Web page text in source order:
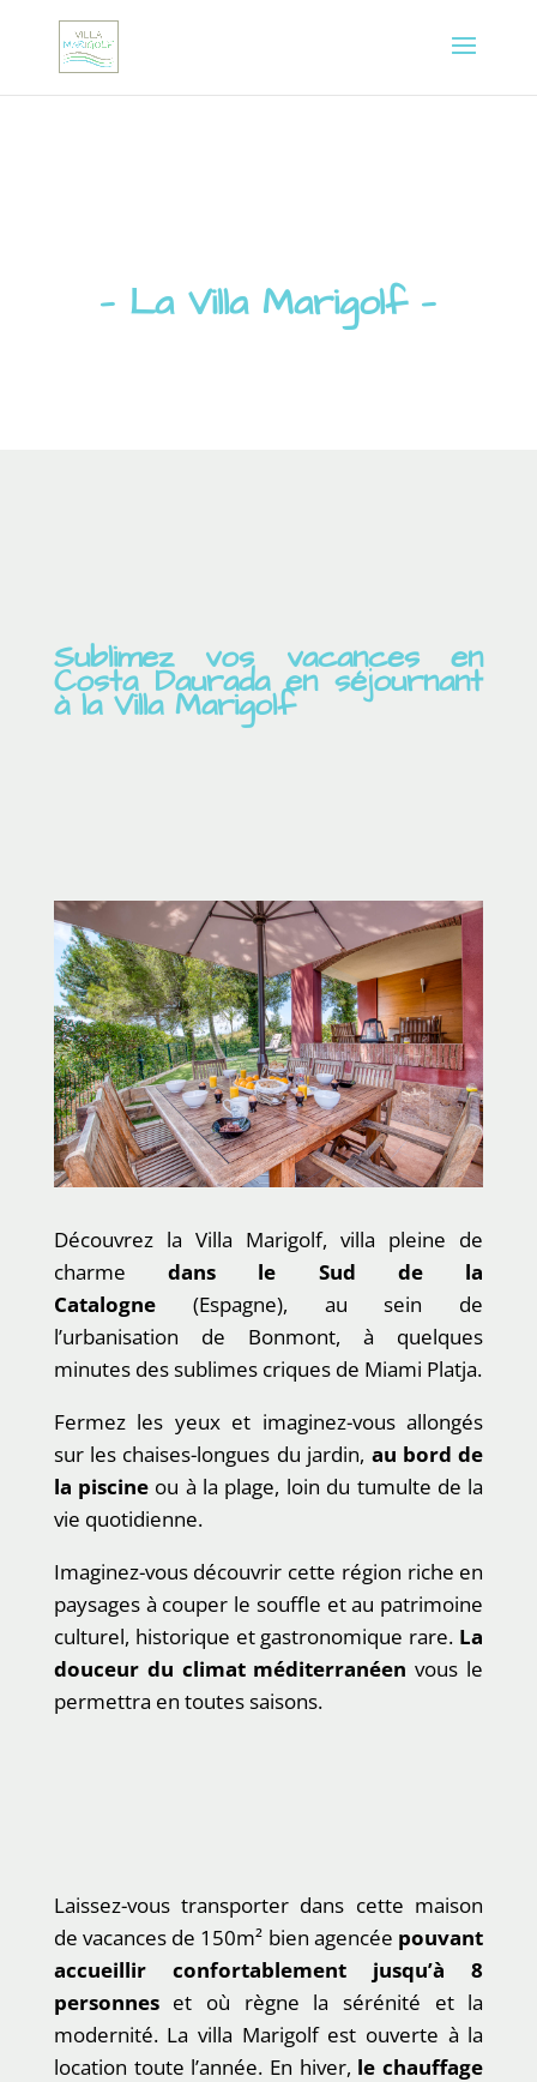
— La Villa Marigolf —
Sublimez vos vacances en
Costa Daurada en séjournant
à la Villa Marigolf
Découvrez la Villa Marigolf, villa pleine de
charmedans le Sud de la
Catalogne (Espagne), au sein de
l’urbanisation de Bonmont, à quelques
minutes des sublimes criques de Miami Platja.
Fermez les yeux et imaginez-vous allongés
sur les chaises-longues du jardin, au bord de
la piscine ou à la plage, loin du tumulte de la
vie quotidienne.
Imaginez-vous découvrir cette région riche en
paysages à couper le souffle et au patrimoine
culturel, historique et gastronomique rare. La
douceur du climat méditerranéen vous le
permettra en toutes saisons.
Laissez-vous transporter dans cette maison
de vacances de 150m² bien agencée pouvant
accueillir confortablement jusqu’à 8
personneset où règne la sérénité et la
modernité. La villa Marigolf est ouverte à la
location toute l’année. En hiver, le chauffage